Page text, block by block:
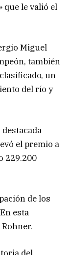
que le valió el
Miguel
también
un
del río y
el premio a
229.200
de los
esta